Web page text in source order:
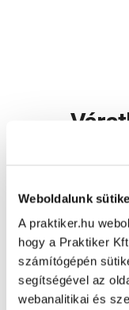
Weboldalunk
A praktiker.hu
hogy a Praktiker
számítógépén
segítségével az
webanalitikai és